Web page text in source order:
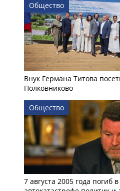
Общество
Внук Германа Титова
Полковниково
Общество
7 августа 2005 года погиб в